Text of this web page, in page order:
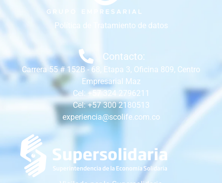
Política de Tratamiento de datos
Contacto:
Carrera 55 # 152B - 68, Etapa 3, Oficina 809, Centro
Empresarial Maz
Cel: +57 324 2796211
Cel: +57 300 2180513
experiencia@scolife.com.co